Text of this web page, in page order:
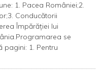
1. Pacea României;2.
Conducătorii
Împărăției lui
se
pagini: 1. Pentru